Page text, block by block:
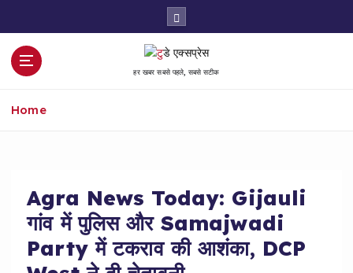
हर खबर सबसे पहले, सबसे सटीक
Home
Agra News Today: Gijauli
गांव में पुलिस और Samajwadi
Party में टकराव की आशंका, DCP